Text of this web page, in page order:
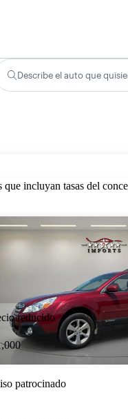
Describe el auto que
que incluyan tasas del
este Aviso
reducido
patrocinado